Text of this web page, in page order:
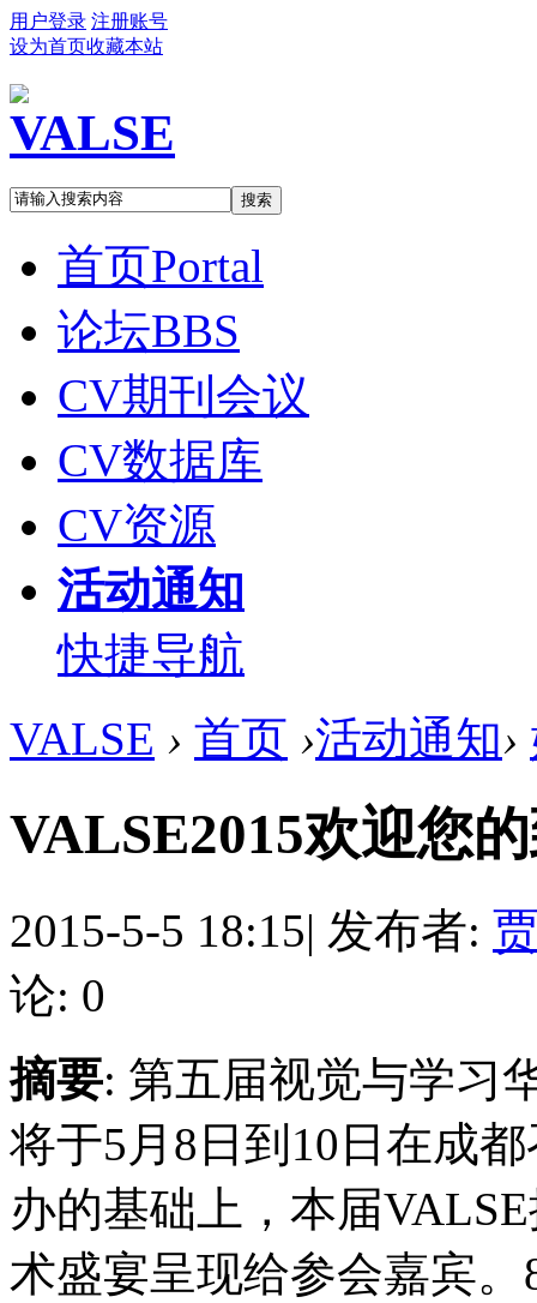
用户登录 注册账号
设为首页收藏本站
搜索
首页Portal
论坛BBS
CV期刊会议
CV数据库
CV资源
活动通知
快捷导航
VALSE › 首页 ›活动通知›
VALSE2015欢迎您
2015-5-5 18:15| 发布者:
论: 0
摘要: 第五届视觉与学习
将于5月8日到10日在成
办的基础上，本届
术盛宴呈现给参会嘉宾